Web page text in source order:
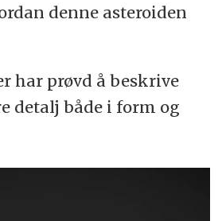
denne asteroiden
har prøvd å beskrive
detalj både i form og